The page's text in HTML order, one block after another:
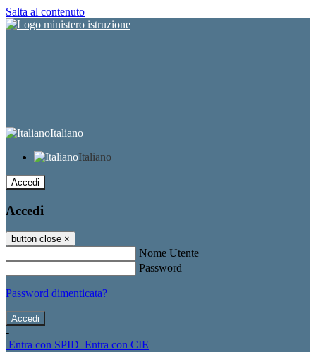
Salta al contenuto
Italiano
Italiano
Accedi
Accedi
button close ×
Nome Utente
Password
Password dimenticata?
-
Entra con SPID Entra con CIE